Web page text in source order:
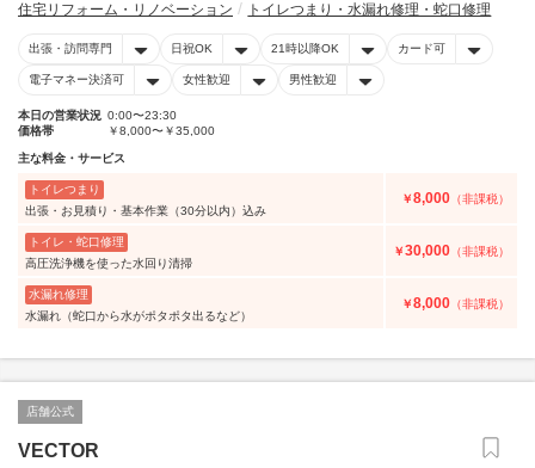
住宅リフォーム・リノベーション トイレつまり・水漏れ修理・蛇口修理
出張・訪問専門 日祝OK 21時以降OK カード可
電子マネー決済可 女性歓迎 男性歓迎
本日の営業状況 0:00〜23:30
価格帯
￥8,000〜￥35,000
主な料金・サービス
トイレつまり
出張・お見積り・基本作業（30分以内）込み
￥8,000 （非課税）
トイレ・蛇口修理
高圧洗浄機を使った水回り清掃
￥30,000 （非課税）
水漏れ修理
水漏れ（蛇口から水がポタポタ出るなど）
￥8,000 （非課税）
店舗公式
VECTOR